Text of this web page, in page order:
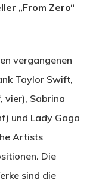
„From Zero“
vergangenen
Taylor Swift,
vier), Sabrina
und Lady Gaga
Artists
Die
sind die